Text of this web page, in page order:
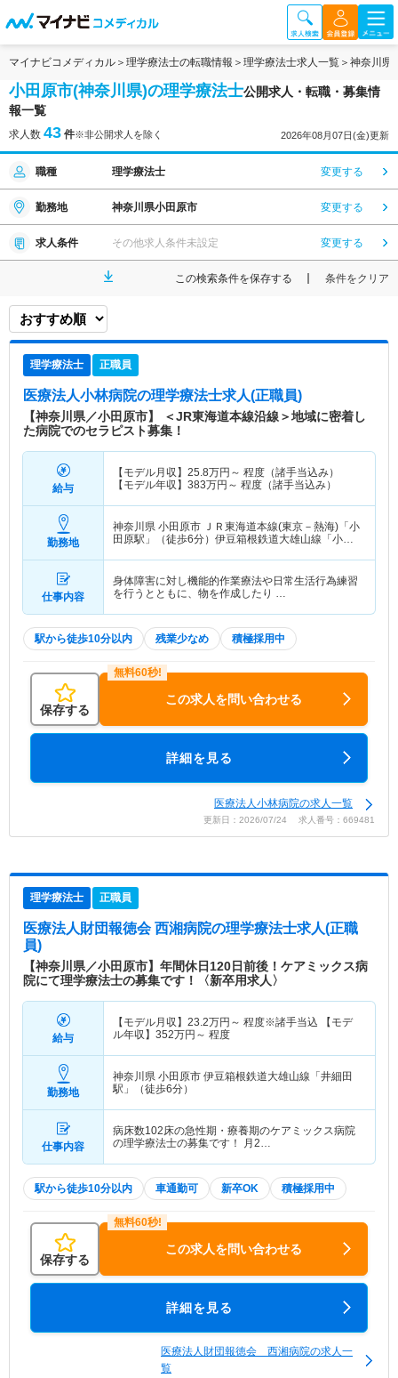
マイナビコメディカル 理学療法士の転職情報 理学療法士求人一覧 神奈川県
小田原市(神奈川県)の理学療法士公開求人・転職・募集情
報一覧
求人数 43 件※非公開求人を除く 2026年08月07日(金)更新
職種 理学療法士 変更する
勤務地 神奈川県小田原市 変更する
求人条件 その他求人条件未設定 変更する
この検索条件を保存する 条件をクリア
理学療法士 正職員
医療法人小林病院の理学療法士求人(正職員)
【神奈川県／小田原市】 ＜JR東海道本線沿線＞地域に密着し
た病院でのセラピスト募集！
給与
【モデル月収】 25.8万円～ 程度（諸手当込み）
【モデル年収】 383万円～ 程度（諸手当込み）
勤務地
神奈川県 小田原市 ＪＲ東海道本線(東京－熱海)「小
田原駅」（徒歩6分）伊豆箱根鉄道大雄山線「小田
仕事内容
身体障害に対し機能的作業療法や日常生活行為練習
を行うとともに、物を作成したり …
駅から徒歩10分以内 残業少なめ 積極採用中
保存する
この求人を問い合わせる
詳細を見る
医療法人小林病院の求人一覧
更新日：2026/07/24 求人番号：669481
理学療法士 正職員
医療法人財団報徳会 西湘病院の理学療法士求人(正職
員)
【神奈川県／小田原市】年間休日120日前後！ケアミックス病
院にて理学療法士の募集です！〈新卒用求人〉
給与
【モデル月収】 23.2万円～ 程度※諸手当込 【モデ
ル年収】 352万円～ 程度
勤務地
神奈川県 小田原市 伊豆箱根鉄道大雄山線「井細田
駅」（徒歩6分）
仕事内容
病床数102床の急性期・療養期のケアミックス病院
の理学療法士の募集です！ 月2…
駅から徒歩10分以内 車通勤可 新卒OK 積極採用中
保存する
この求人を問い合わせる
詳細を見る
医療法人財団報徳会 西湘病院の求人一
覧